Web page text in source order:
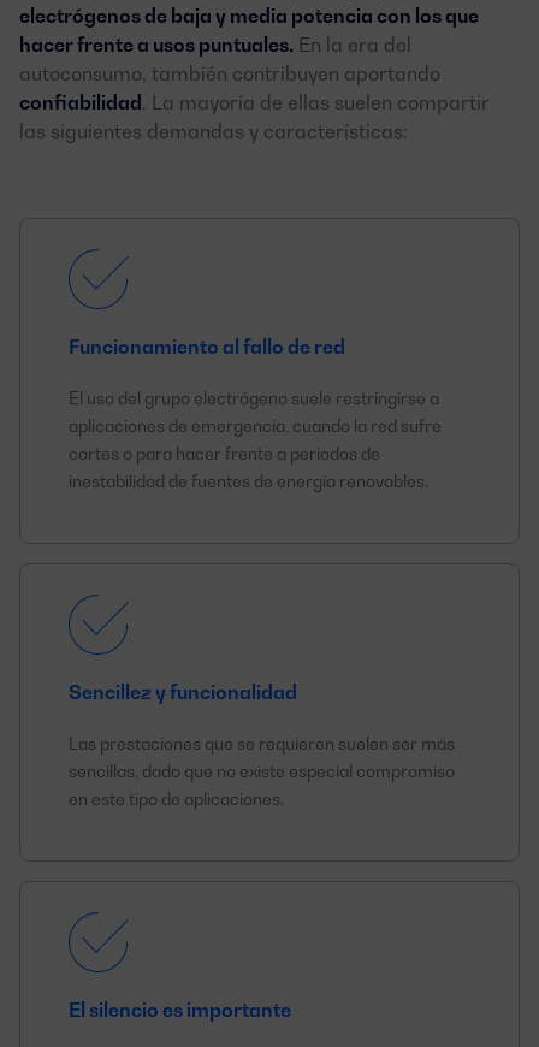
electrógenos de baja y media potencia con los que
hacer frente a usos puntuales. En la era del
autoconsumo, también contribuyen aportando
confiabilidad . La mayoría de ellas suelen compartir
las siguientes demandas y características:
Funcionamiento al fallo de red
El uso del grupo electrógeno suele restringirse a
aplicaciones de emergencia, cuando la red sufre
cortes o para hacer frente a periodos de
inestabilidad de fuentes de energía renovables.
Sencillez y funcionalidad
Las prestaciones que se requieren suelen ser más
sencillas, dado que no existe especial compromiso
en este tipo de aplicaciones.
El silencio es importante